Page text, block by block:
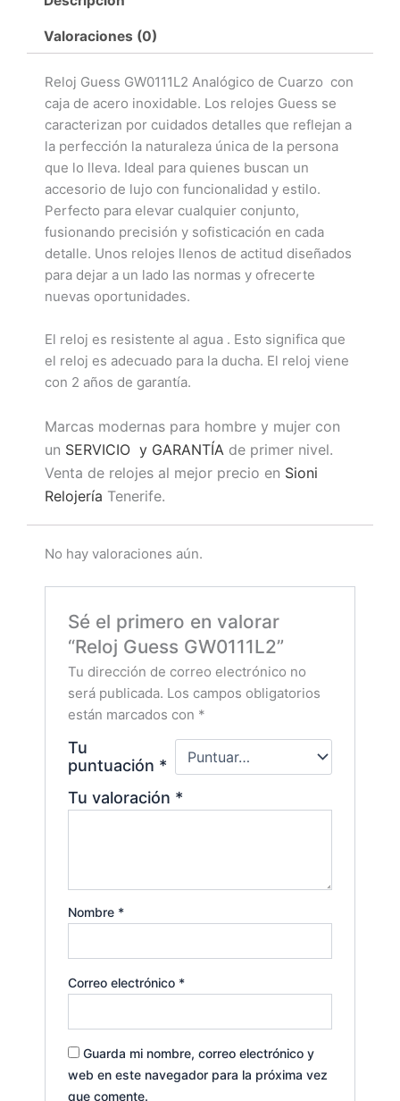
Valoraciones (0)
Reloj Guess GW0111L2 Analógico de Cuarzo con
caja de acero inoxidable. Los relojes Guess se
caracterizan por cuidados detalles que reflejan a
la perfección la naturaleza única de la persona
que lo lleva. Ideal para quienes buscan un
accesorio de lujo con funcionalidad y estilo.
Perfecto para elevar cualquier conjunto,
fusionando precisión y sofisticación en cada
detalle. Unos relojes llenos de actitud diseñados
para dejar a un lado las normas y ofrecerte
nuevas oportunidades.
El reloj es resistente al agua . Esto significa que
el reloj es adecuado para la ducha. El reloj viene
con 2 años de garantía.
Marcas modernas para hombre y mujer con
un SERVICIO y GARANTÍA de primer nivel.
Venta de relojes al mejor precio en Sioni
Relojería Tenerife.
No hay valoraciones aún.
Sé el primero en valorar
“Reloj Guess GW0111L2”
Tu dirección de correo electrónico no
será publicada. Los campos obligatorios
están marcados con *
Tu
puntuación *
Tu valoración *
Nombre *
Correo electrónico *
Guarda mi nombre, correo electrónico y
web en este navegador para la próxima vez
que comente.